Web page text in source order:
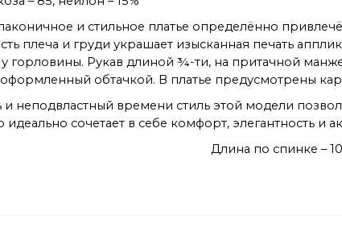
и стильное платье определённо
плеча и груди украшает изысканная печать
горловины. Рукав длиной ¾-ти, на притачной
обтачкой. В платье предусмотрены
и неподвластный времени стиль этой модели
идеально сочетает в себе комфорт, элегантность и
Длина по спинке –